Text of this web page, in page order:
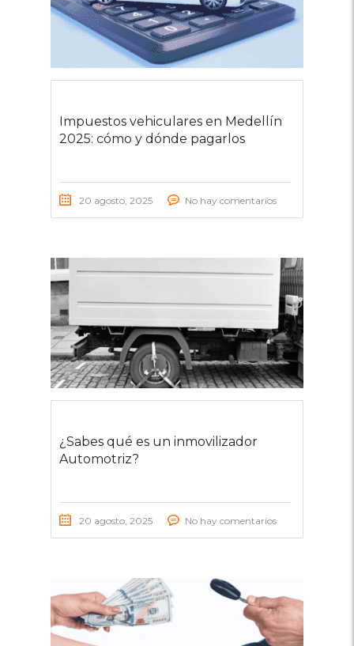
Impuestos vehiculares en Medellín
2025: cómo y dónde pagarlos
20 agosto, 2025 No hay comentarios
¿Sabes qué es un inmovilizador
Automotriz?
20 agosto, 2025 No hay comentarios